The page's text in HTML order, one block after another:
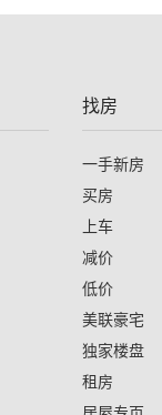
找房
一手新房
买房
上车
减价
低价
美联豪宅
独家楼盘
租房